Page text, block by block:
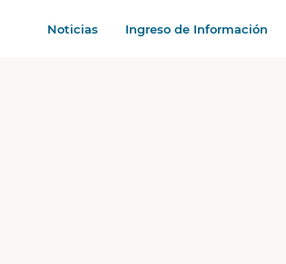
Noticias Ingreso de Información